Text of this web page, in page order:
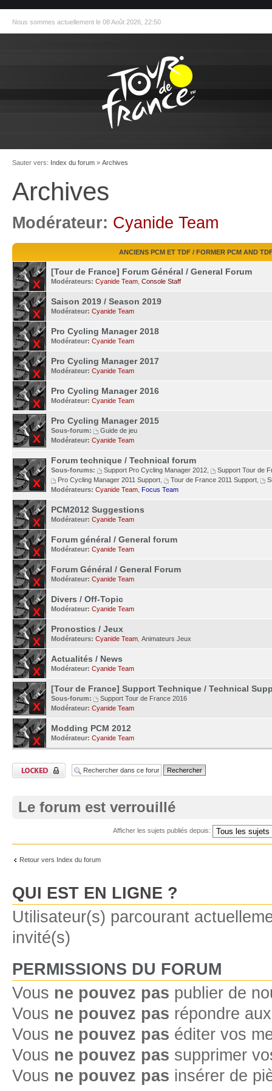
Nous sommes actuellement le 08 Août 2026, 22:50
Sauter vers: Index du forum » Archives
Archives
Modérateur: Cyanide Team
ANCIENS PCM ET TDF / FORMER PCM AND
[Tour de France] Forum Général / General Forum
Modérateurs: Cyanide Team Console Staff
Saison 2019 / Season 2019
Modérateur: Cyanide Team
Pro Cycling Manager 2018
Modérateur: Cyanide Team
Pro Cycling Manager 2017
Modérateur: Cyanide Team
Pro Cycling Manager 2016
Modérateur: Cyanide Team
Pro Cycling Manager 2015
Sous-forum:
Guide de jeu
Modérateur: Cyanide Team
Forum technique / Technical forum
Sous-forums: Support Pro Cycling Manager 2012
Support Tour de
Pro Cycling Manager 2011 Support
Tour de France 2011 Support
Modérateurs: Cyanide Team Focus Team
PCM2012 Suggestions
Modérateur: Cyanide Team
Forum général / General forum
Modérateur: Cyanide Team
Forum Général / General Forum
Modérateur: Cyanide Team
Divers / Off-Topic
Modérateur: Cyanide Team
Pronostics / Jeux
Modérateurs: Cyanide Team Animateurs Jeux
Actualités / News
Modérateur: Cyanide Team
[Tour de France] Support Technique / Technical
Sous-forum:
Support Tour de France 2016
Modérateur: Cyanide Team
Modding PCM 2012
Modérateur: Cyanide Team
Le forum est verrouillé
Afficher les sujets publiés depuis:
Retour vers Index du forum
QUI EST EN LIGNE ?
Utilisateur(s) parcourant
invité(s)
PERMISSIONS DU FORUM
Vous ne pouvez pas publier de
Vous ne pouvez pas répondre
Vous ne pouvez pas éditer vos
Vous ne pouvez pas supprimer
Vous ne pouvez pas insérer de